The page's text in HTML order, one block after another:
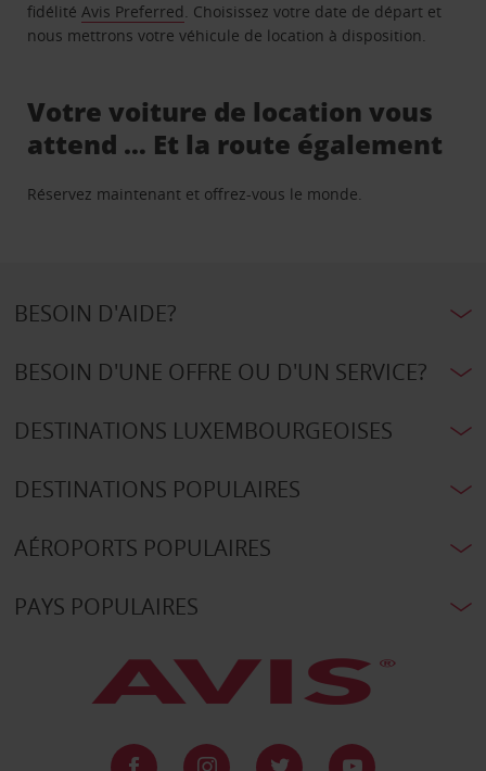
fidélitéAvis Preferred. Choisissez votre date de départ et
nous mettrons votre véhicule de location à disposition.
Votre voiture de location vous
attend … Et la route également
Réservez maintenant et offrez-vous le monde.
BESOIN D'AIDE?
BESOIN D'UNE OFFRE OU D'UN SERVICE?
DESTINATIONS LUXEMBOURGEOISES
DESTINATIONS POPULAIRES
AÉROPORTS POPULAIRES
PAYS POPULAIRES